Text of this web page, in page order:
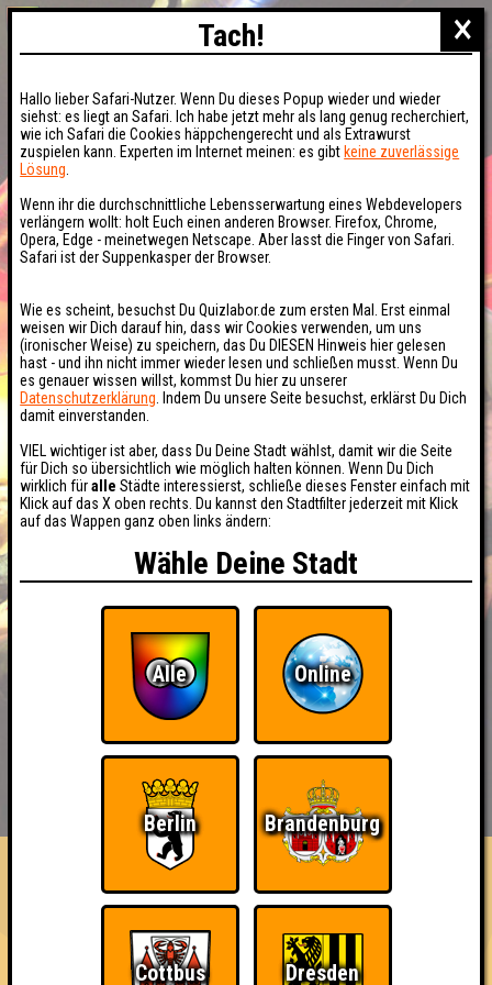
HIGHSCORE RESERVIERUNG
FAQ ÜBER UNS
QUIZLABOR Leipzig #195
· 08.10.2026 · Eisengießerei
Angemeldete Teams
×
Tach!
Hallo lieber Safari-Nutzer. Wenn Du dieses Popup wieder und wieder
siehst: es liegt an Safari. Ich habe jetzt mehr als lang genug recherchiert,
wie ich Safari die Cookies häppchengerecht und als Extrawurst
zuspielen kann. Experten im Internet meinen: es gibt keine zuverlässige
Lösung
Wenn ihr die durchschnittliche Lebensserwartung eines Webdevelopers
verlängern wollt: holt Euch einen anderen Browser. Firefox, Chrome,
Opera, Edge - meinetwegen Netscape. Aber lasst die Finger von Safari.
Safari ist der Suppenkasper der Browser.
Wie es scheint, besuchst Du Quizlabor.de zum ersten Mal. Erst einmal
weisen wir Dich darauf hin, dass wir Cookies verwenden, um uns
(ironischer Weise) zu speichern, das Du DIESEN Hinweis hier gelesen
hast - und ihn nicht immer wieder lesen und schließen musst. Wenn Du
es genauer wissen willst, kommst Du hier zu unserer
Datenschutzerklärung . Indem Du unsere Seite besuchst, erklärst Du Dich
damit einverstanden.
VIEL wichtiger ist aber, dass Du Deine Stadt wählst, damit wir die Seite
für Dich so übersichtlich wie möglich halten können. Wenn Du Dich
wirklich füralle Städte interessierst, schließe dieses Fenster einfach mit
Klick auf das X oben rechts. Du kannst den Stadtfilter jederzeit mit Klick
auf das Wappen ganz oben links ändern:
Wähle Deine Stadt
Alle Online
Berlin Brandenburg
Cottbus Dresden